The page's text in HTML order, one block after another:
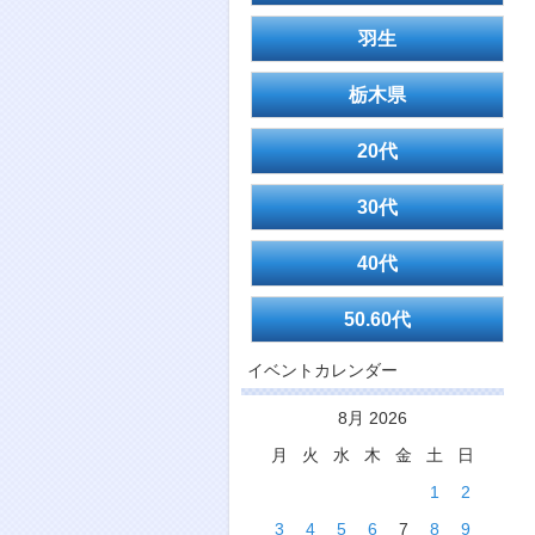
羽生
栃木県
20代
30代
40代
50.60代
イベントカレンダー
8月 2026
月 火 水 木 金 土 日
1
2
3
4 5 6 7 8
9